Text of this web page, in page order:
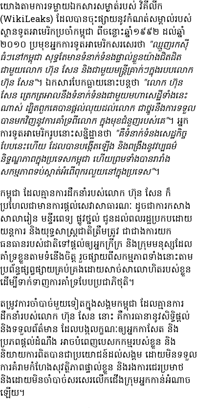
យោង​តាម​ការ​ទម្លាយ​ឯកសារ​សម្ងាត់​របស់ វិគីលីក
(WikiLeaks) ដែល​បាន​ចុះ​ផ្សាយ​នូវ​កំណត់​សម្គាល់​របស់​
ស្ថានទូត​អាមេរិក​ប្រចាំ​កម្ពុជា ពី​ចន្លោះ​ឆ្នាំ​១៩៩២ ដល់​ឆ្នាំ​
២០១០ ប្រមុខ​អ្នក​ការទូត​អាមេរិក​សរសេរ​ថា "ឈ្មួញ​រក​ស៊ី​
ធំៗ​នៅ​កម្ពុជា សុទ្ធតែ​មាន​ទំនាក់ទំនង​ផ្ទាល់​ខ្លួន​យ៉ាង​ជិតដិត​
ជាមួយ​លោក ហ៊ុន សែន និង​ជាមួយ​មន្ត្រី​គ្រាក់ៗ​ក្នុង​របប​លោក
ហ៊ុន សែន"។ ឯកសារ​បែក​ធ្លាយ​នោះ​បន្ត​ថា "លោក ហ៊ុន
សែន ត្រេក​ត្រអាល​នឹង​ទំនាក់ទំនង​ជាមួយ​មហា​សេដ្ឋី​ទាំងនេះ​
ណាស់ ដ្បិត​ពួក​គេ​បាន​ផ្តល់​លុយ​ដល់​លោក ជា​ថ្នូរ​នឹង​ការ​ទទួល​
បាន​មក​វិញ​នូវ​ការ​គាំទ្រ​ពី​លោក ក្នុង​មុខ​ជំនួញ​របស់​គេ"។ អ្នក​
ការទូត​អាមេរិក​រូប​នោះ​សន្និដ្ឋាន​ថា "គឺ​ទំនាក់ទំនង​សេដ្ឋកិច្ច​
បែប​នេះ​ហើយ ដែល​បាន​បង្កើត​ឡើង និង​ពង្រឹង​នូវ​វប្បធម៌​
និទ្ទណ្ឌភាព​ក្នុង​ប្រទេស​កម្ពុជា ហើយ​ព្រម​ទាំង​បាន​រារាំង​
សកម្មភាព​ទប់ស្កាត់​អំពើ​ពុក​រលួយ​នៅ​ក្នុង​ប្រទេស"។
កម្ពុជា ដែល​គ្មាន​ការ​ដឹកនាំ​របស់​លោក ហ៊ុន សែន ក៏​
ប្រហែល​ជា​មាន​ការ​ផ្តល់​សេវា​សាធារណៈ ដូចជា​ការ​កសាង​
សាលា​រៀន មន្ទីរពេទ្យ ផ្លូវ​ថ្នល់ ជូន​ដល់​ពលរដ្ឋ​ប្រកប​ដោយ​
យន្តការ និង​យុទ្ធសាស្ត្រ​ជាតិ​ត្រឹមត្រូវ ជា​ជាង​ការ​យក​
ធនធាន​របស់​ជាតិ​ទៅ​ផ្តល់​ឲ្យ​អ្នក​ក្រីក្រ និង​ក្រុម​មនុស្ស​ដែល​
គាំទ្រ​ខ្លួន​តាម​ទំនើង​ចិត្ត រួច​ផ្សាយ​ពី​សកម្មភាព​ទាំងនោះ​តាម​
ប្រព័ន្ធ​ផ្សព្វផ្សាយ​គ្រប់គ្រង​ដោយ​សាច់សាលោហិត​របស់​ខ្លួន
ដើម្បី​ទាក់ទាញ​ការ​គាំទ្រ​បែប​ប្រជាភិថុតិ។
តម្រូវការ​ចាំបាច់​មួយ​ទៀត​ក្នុង​សង្គម​កម្ពុជា ដែល​គ្មាន​ការ​
ដឹកនាំ​របស់​លោក ហ៊ុន សែន នោះ គឺ​ការ​ធានា​នូវ​សិទ្ធិ​ផ្តល់
និង​ទទួល​ព័ត៌មាន ដែល​បង្ក​លក្ខណៈ​ឲ្យ​អ្នក​កាសែត និង​
ប្រភព​ផ្តល់​ដំណឹង អាច​បំពេញ​បេសកកម្ម​របស់​ខ្លួន និង​
និយាយ​ការពិត​បាន​ជា​ប្រយោជន៍​ដល់​សង្គម ដោយ​មិន​ទទួល​
ការ​គំរាម​កំហែង​សុវត្ថិភាព​ផ្ទាល់​ខ្លួន និង​រង​ការ​ជេរ​ប្រមាថ
និង​ដោយ​មិន​ចាំបាច់​សរសេរ​លើក​ជើង​ក្រុម​អ្នក​កាន់​អំណាច​
ឡើយ។